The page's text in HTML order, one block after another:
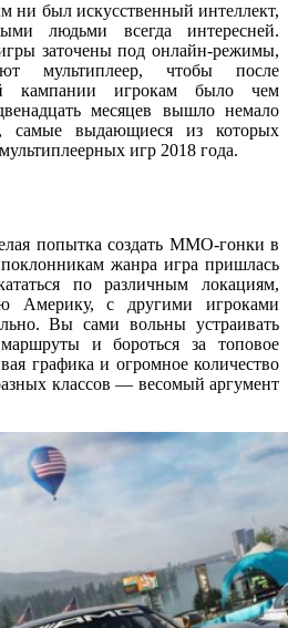
был искусственный интеллект,
людьми всегда интересней.
заточены под онлайн-режимы,
мультиплеер, чтобы после
кампании игрокам было чем
месяцев вышло немало
самые выдающиеся из которых
игр 2018 года.
попытка создать MMO-гонки в
жанра игра пришлась
по различным локациям,
Америку, с другими игроками
Вы сами вольны устраивать
маршруты и бороться за топовое
графика и огромное количество
классов — весомый аргумент